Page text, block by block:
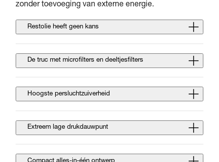
zonder toevoeging van externe energie.
Restolie heeft geen kans
De truc met microfilters en deeltjesfilters
Hoogste persluchtzuiverheid
Extreem lage drukdauwpunt